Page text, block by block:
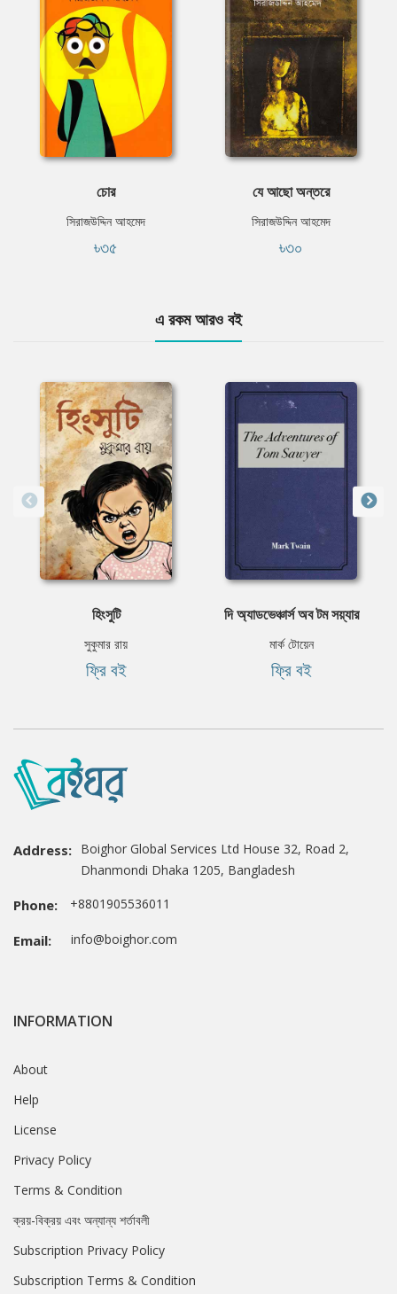
চোর
সিরাজউদ্দিন আহমেদ
৳৩৫
যে আছো অন্তরে
সিরাজউদ্দিন আহমেদ
৳৩০
এ রকম আরও বই
হিংসুটি
সুকুমার রায়
ফ্রি বই
দি অ্যাডভেঞ্চার্স অব টম সয়্যার
মার্ক টোয়েন
ফ্রি বই
Address: Boighor Global Services Ltd House 32, Road 2,
Dhanmondi Dhaka 1205, Bangladesh
Phone: +8801905536011
Email: info@boighor.com
INFORMATION
About
Help
License
Privacy Policy
Terms & Condition
ক্রয়-বিক্রয় এবং অন্যান্য শর্তাবলী
Subscription Privacy Policy
Subscription Terms & Condition